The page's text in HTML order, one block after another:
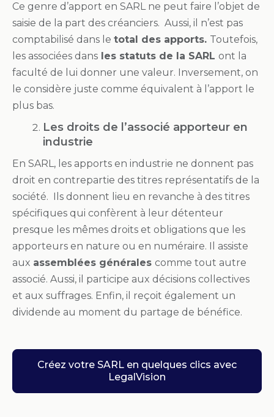
Ce genre d’apport en SARL ne peut faire l’objet de
saisie de la part des créanciers. Aussi, il n’est pas
comptabilisé dans le total des apports. Toutefois,
les associées dans les statuts de la SARL ont la
faculté de lui donner une valeur. Inversement, on
le considère juste comme équivalent à l’apport le
plus bas.
Les droits de l’associé apporteur en
industrie
En SARL, les apports en industrie ne donnent pas
droit en contrepartie des titres représentatifs de la
société. Ils donnent lieu en revanche à des titres
spécifiques qui confèrent à leur détenteur
presque les mêmes droits et obligations que les
apporteurs en nature ou en numéraire. Il assiste
aux assemblées générales comme tout autre
associé. Aussi, il participe aux décisions collectives
et aux suffrages. Enfin, il reçoit également un
dividende au moment du partage de bénéfice.
Créez votre SARL en quelques clics avec
LegalVision